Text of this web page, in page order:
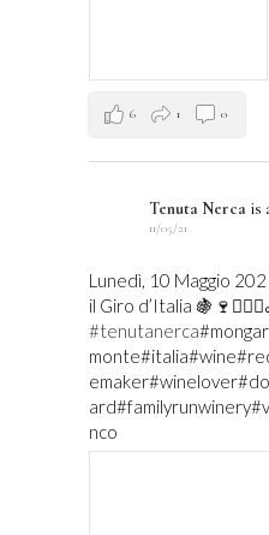
6 1 0
Tenuta Nerca is
11/05/21
Lunedì, 10 Maggio
il Giro d’Italia
#tenutanerca
nco